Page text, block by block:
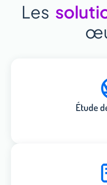
Les
Étude